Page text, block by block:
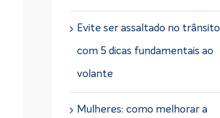
Evite ser assaltado no trânsito
com 5 dicas fundamentais ao
volante
Mulheres: como melhorar a